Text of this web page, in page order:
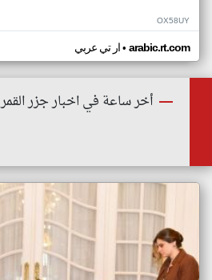
OX58UY
ار تي عربي• arabic.rt.com
أخر ساعة في اخبار جزر القمر